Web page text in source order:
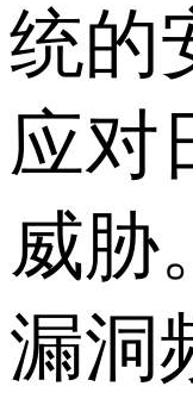
统的
应对
威胁
漏洞